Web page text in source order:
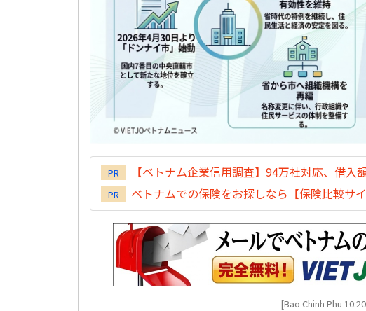
PR 【ベトナム企業信用調査】94万社対応、借
PR ベトナムでの保険をお探しなら【保険比較サ
[Bao Chinh Phu